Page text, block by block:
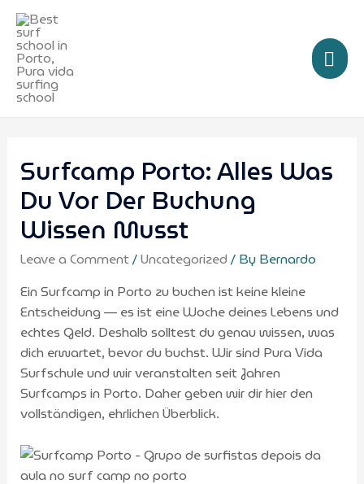
Surfcamp Porto: Alles Was
Du Vor Der Buchung
Wissen Musst
Leave a Comment/Uncategorized/ By Bernardo
Ein Surfcamp in Porto zu buchen ist keine kleine
Entscheidung — es ist eine Woche deines Lebens und
echtes Geld. Deshalb solltest du genau wissen, was
dich erwartet, bevor du buchst. Wir sind Pura Vida
Surfschule und wir veranstalten seit Jahren
Surfcamps in Porto. Daher geben wir dir hier den
vollständigen, ehrlichen Überblick.